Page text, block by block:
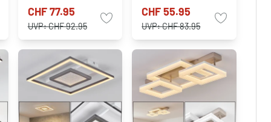
CHF 77.95
UVP:CHF 92.95
CHF 55.95
UVP:CHF 83.95